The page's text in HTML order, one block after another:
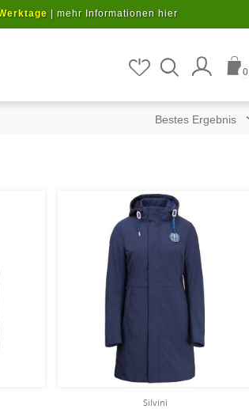
mehr Informationen hier
0
Silvini